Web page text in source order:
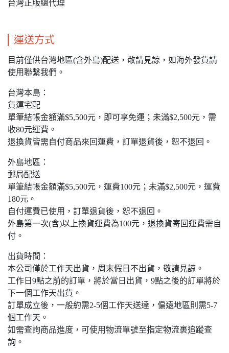
台灣正版總代理
運送方式
目前僅供台灣地區(含外島)配送，敬請見諒，如海外發貨請
使用聯繫我們。
台灣本島：
貨運宅配
單筆結帳金額滿$5,500元，即可享免運；未滿$2,500元，需
收80元運費。
退換貨皆需自付商品來回運費，訂單退貨後，恕不退回。
外島地區：
郵局配送
單筆結帳金額滿$5,500元，運費100元；未滿$2,500元，運費
180元。
自付運費已使用，訂單退貨後，恕不退回。
外島第一次(含)以上換貨運費為100元，退換貨寄回運費需自
付。
出貨時間：
本公司僅於工作天出貨，周末假日不出貨，敬請見諒。
工作日9點之前的訂單，將於當日出貨，9點之後的訂單將於
下一個工作天出貨。
訂單成立後，一般約需2-5個工作天送達，偏遠地區則需5-7
個工作天。
如需查詢商品進度，可使用物流單號至指定物流裹追蹤查
詢。